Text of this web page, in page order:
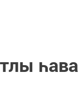
һава